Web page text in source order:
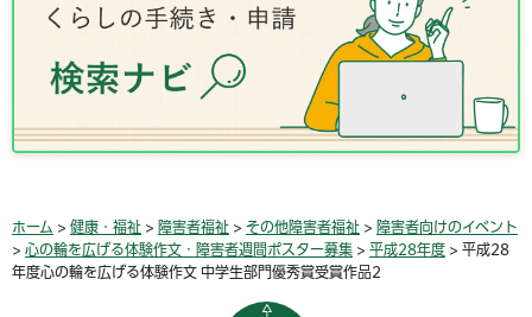
ホーム > 健康・福祉 > 障害者福祉 > その他障害者福祉 > 障害者向けのイベント
> 心の輪を広げる体験作文・障害者週間ポスター募集 > 平成28年度 > 平成28
年度心の輪を広げる体験作文 中学生部門優秀賞受賞作品2